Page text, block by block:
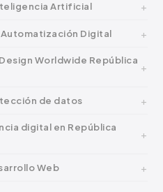
Artificial
Digital
Worldwide República
de datos
digital en República
Web